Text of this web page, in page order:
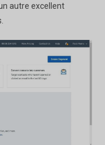
autre excellent